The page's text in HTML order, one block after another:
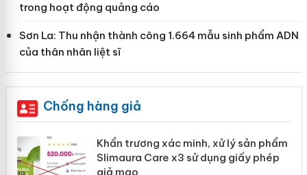
trong hoạt động quảng cáo
Sơn La: Thu nhận thành công 1.664 mẫu sinh phẩm ADN
của thân nhân liệt sĩ
Chống hàng giả
Khẩn trương xác minh, xử lý sản phẩm
Slimaura Care x3 sử dụng giấy phép
giả mạo